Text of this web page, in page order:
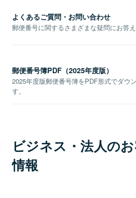
よくあるご質問・お問い合わせ
郵便番号に関するさまざまな疑問にお答え
郵便番号簿PDF（2025年度版）
2025年度版郵便番号簿をPDF形式でダウ
す。
ビジネス・法人の
情報